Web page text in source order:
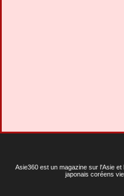
Asie360 est un magazine sur l'Asie
japonais coréens